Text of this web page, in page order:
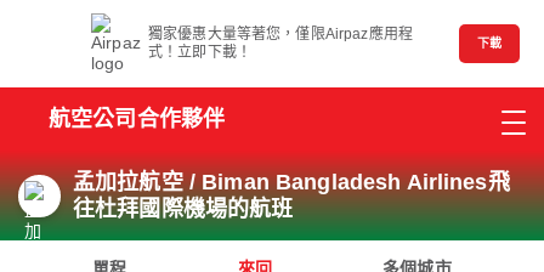
獨家優惠大量等著您，僅限Airpaz應用程
式！立即下載！
下載
航空公司合作夥伴
孟加拉航空 / Biman Bangladesh Airlines飛
往杜拜國際機場的航班